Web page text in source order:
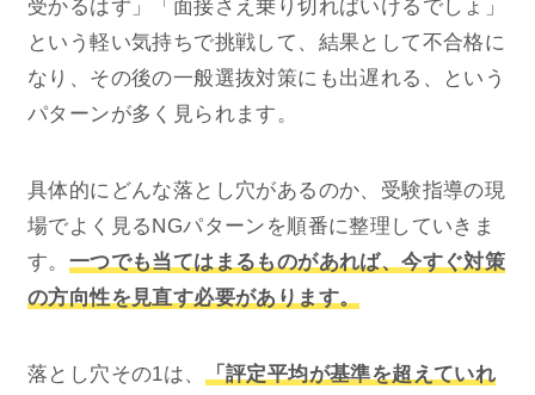
受かるはず」「面接さえ乗り切ればいけるでしょ」
という軽い気持ちで挑戦して、結果として不合格に
なり、その後の一般選抜対策にも出遅れる、という
パターンが多く見られます。
具体的にどんな落とし穴があるのか、受験指導の現
場でよく見るNGパターンを順番に整理していきま
す。 一つでも当てはまるものがあれば、今すぐ対策
の方向性を見直す必要があります。
落とし穴その1は、 「評定平均が基準を超えていれ